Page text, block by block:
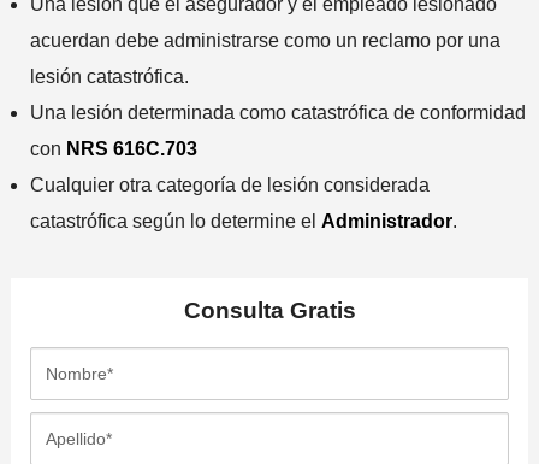
Una lesión que el asegurador y el empleado lesionado
acuerdan debe administrarse como un reclamo por una
lesión catastrófica.
Una lesión determinada como catastrófica de conformidad
con NRS 616C.703
Cualquier otra categoría de lesión considerada
catastrófica según lo determine el Administrador.
Consulta Gratis
m